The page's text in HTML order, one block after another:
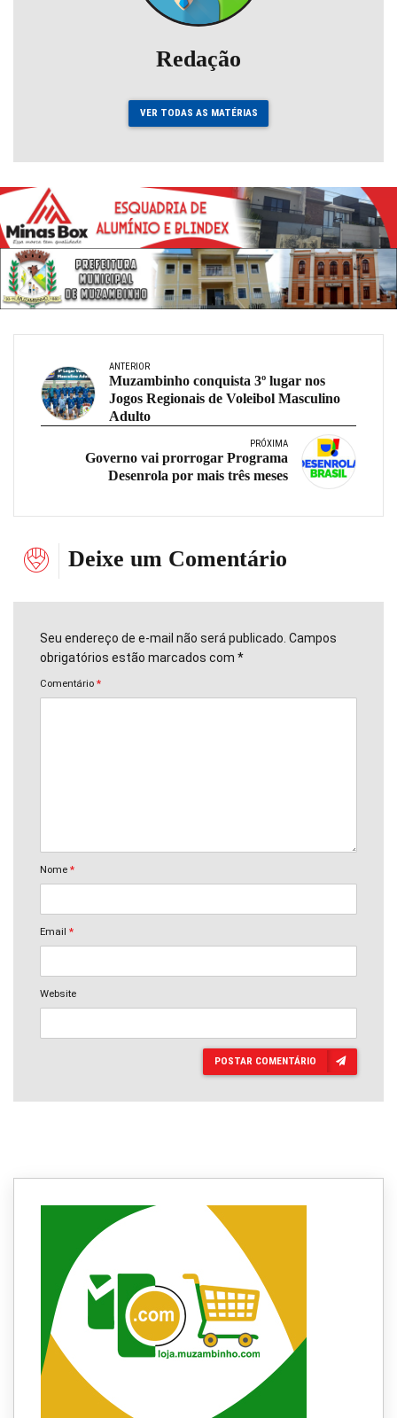
Redação
VER TODAS AS MATÉRIAS
ANTERIOR
Muzambinho conquista 3º lugar nos
Jogos Regionais de Voleibol Masculino
Adulto
PRÓXIMA
Governo vai prorrogar Programa
Desenrola por mais três meses
Deixe um Comentário
Seu endereço de e-mail não será publicado. Campos
obrigatórios estão marcados com *
Comentário *
Nome *
Email *
Website
POSTAR COMENTÁRIO